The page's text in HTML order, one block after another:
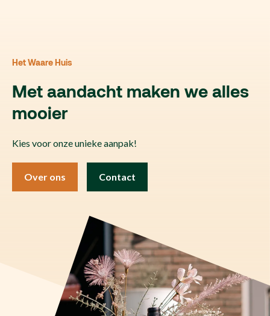
Het Waare Huis
Met aandacht maken we alles
mooier
Kies voor onze unieke aanpak!
Over ons Contact